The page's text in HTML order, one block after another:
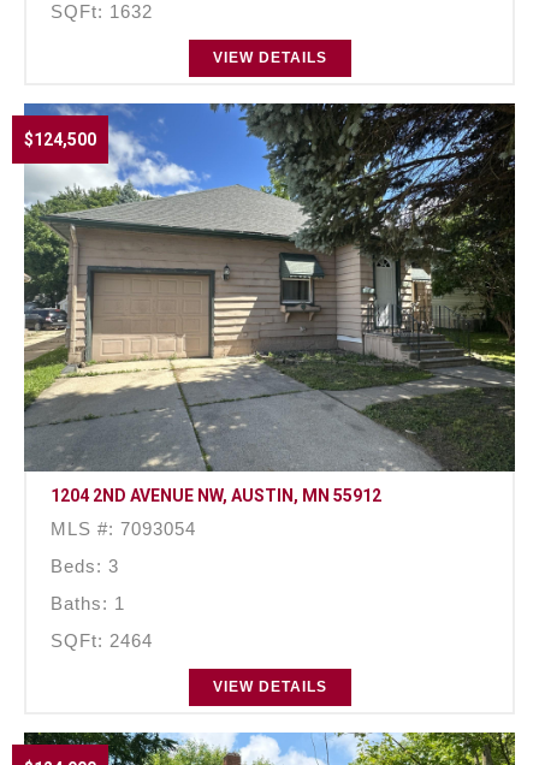
SQFt: 1632
VIEW DETAILS
$124,500
1204 2ND AVENUE NW, AUSTIN, MN 55912
MLS #: 7093054
Beds: 3
Baths: 1
SQFt: 2464
VIEW DETAILS